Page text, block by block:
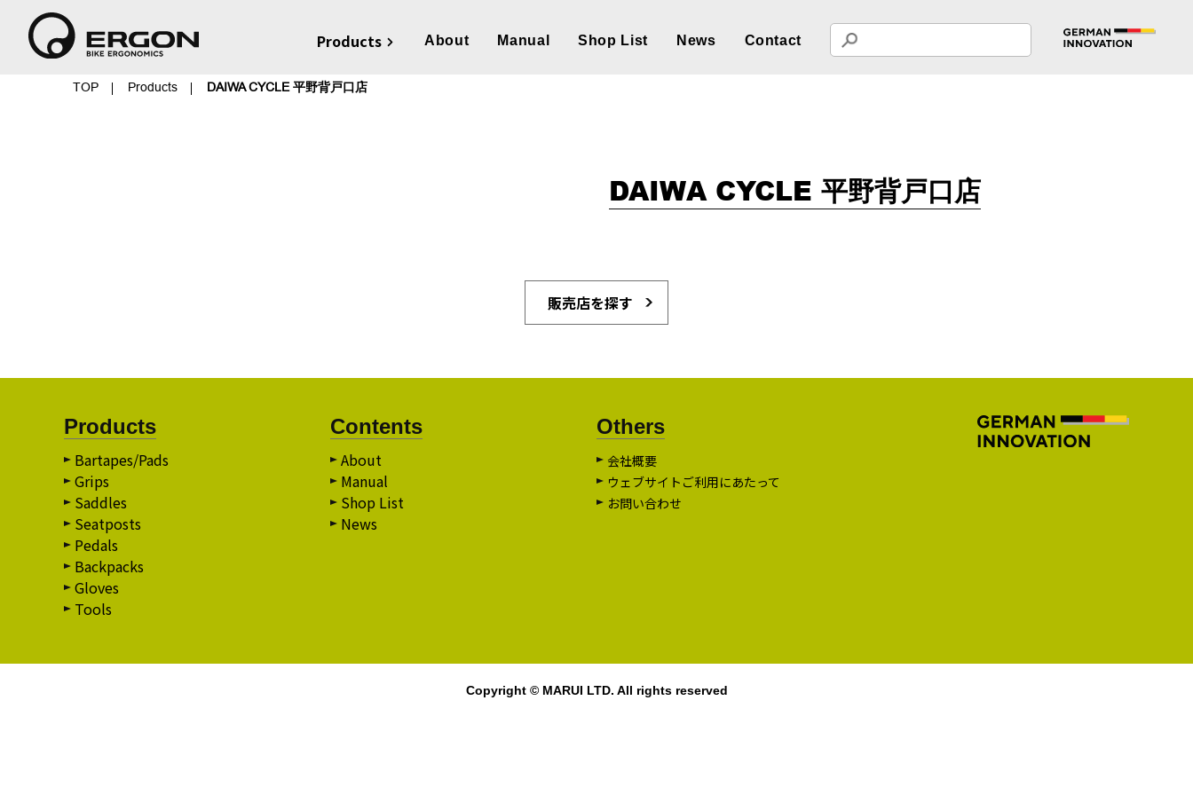
Products About Manual Shop List News Contact
TOP Products DAIWA CYCLE 平野背戸口店
DAIWA CYCLE 平野背戸口店
販売店を探す
Products
Bartapes/Pads
Grips
Saddles
Seatposts
Pedals
Backpacks
Gloves
Tools
Contents
About
Manual
Shop List
News
Others
会社概要
ウェブサイトご利用にあたって
お問い合わせ
Copyright © MARUI LTD. All rights reserved